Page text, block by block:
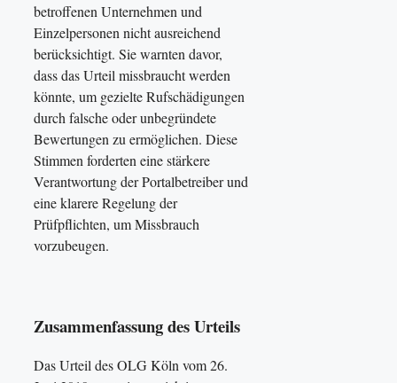
betroffenen Unternehmen und
Einzelpersonen nicht ausreichend
berücksichtigt. Sie warnten davor,
dass das Urteil missbraucht werden
könnte, um gezielte Rufschädigungen
durch falsche oder unbegründete
Bewertungen zu ermöglichen. Diese
Stimmen forderten eine stärkere
Verantwortung der Portalbetreiber und
eine klarere Regelung der
Prüfpflichten, um Missbrauch
vorzubeugen.
Zusammenfassung des Urteils
Das Urteil des OLG Köln vom 26.